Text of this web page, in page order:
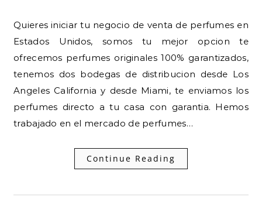
Quieres iniciar tu negocio de venta de perfumes en
Estados Unidos, somos tu mejor opcion te
ofrecemos perfumes originales 100% garantizados,
tenemos dos bodegas de distribucion desde Los
Angeles California y desde Miami, te enviamos los
perfumes directo a tu casa con garantia. Hemos
trabajado en el mercado de perfumes…
Continue Reading